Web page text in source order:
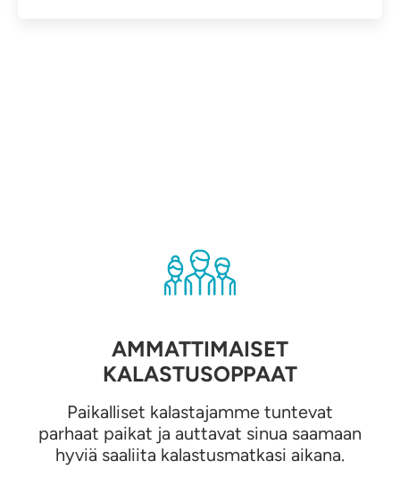
AMMATTIMAISET
KALASTUSOPPAAT
Paikalliset kalastajamme tuntevat
parhaat paikat ja auttavat sinua saamaan
hyviä saaliita kalastusmatkasi aikana.